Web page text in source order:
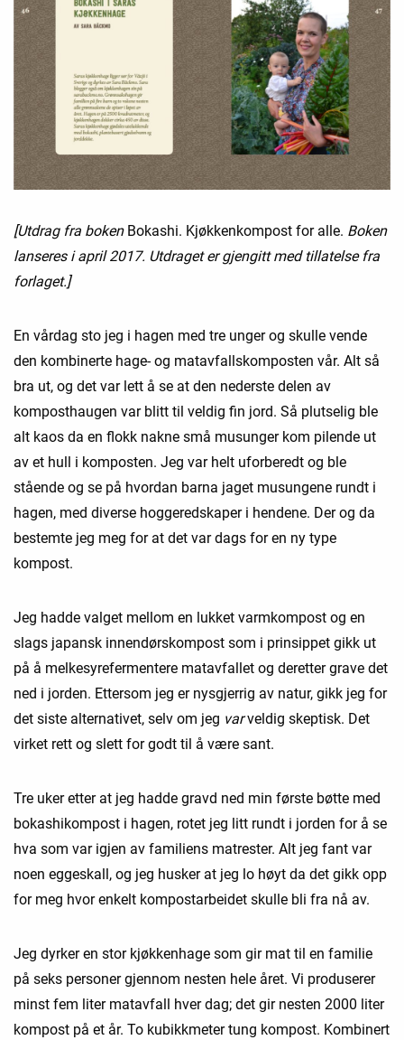
[Utdrag fra boken Bokashi. Kjøkkenkompost for alle. Boken
lanseres i april 2017. Utdraget er gjengitt med tillatelse fra
forlaget.]
En vårdag sto jeg i hagen med tre unger og skulle vende
den kombinerte hage- og matavfallskomposten vår. Alt så
bra ut, og det var lett å se at den nederste delen av
komposthaugen var blitt til veldig fin jord. Så plutselig ble
alt kaos da en flokk nakne små musunger kom pilende ut
av et hull i komposten. Jeg var helt uforberedt og ble
stående og se på hvordan barna jaget musungene rundt i
hagen, med diverse hoggeredskaper i hendene. Der og da
bestemte jeg meg for at det var dags for en ny type
kompost.
Jeg hadde valget mellom en lukket varmkompost og en
slags japansk innendørskompost som i prinsippet gikk ut
på å melkesyrefermentere matavfallet og deretter grave det
ned i jorden. Ettersom jeg er nysgjerrig av natur, gikk jeg for
det siste alternativet, selv om jeg varveldig skeptisk. Det
virket rett og slett for godt til å være sant.
Tre uker etter at jeg hadde gravd ned min første bøtte med
bokashikompost i hagen, rotet jeg litt rundt i jorden for å se
hva som var igjen av familiens matrester. Alt jeg fant var
noen eggeskall, og jeg husker at jeg lo høyt da det gikk opp
for meg hvor enkelt kompostarbeidet skulle bli fra nå av.
Jeg dyrker en stor kjøkkenhage som gir mat til en familie
på seks personer gjennom nesten hele året. Vi produserer
minst fem liter matavfall hver dag; det gir nesten 2000 liter
kompost på et år. To kubikkmeter tung kompost. Kombinert